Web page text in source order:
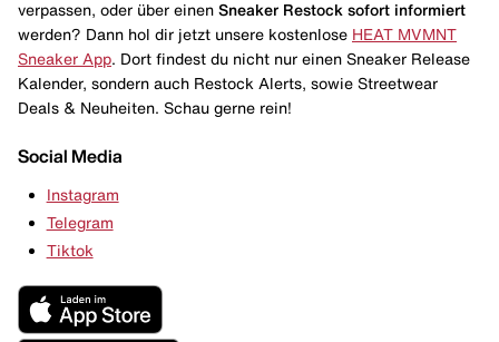
verpassen, oder über einen Sneaker Restock sofort informiert
werden? Dann hol dir jetzt unsere kostenlose HEAT MVMNT
Sneaker App . Dort findest du nicht nur einen Sneaker Release
Kalender, sondern auch Restock Alerts, sowie Streetwear
Deals & Neuheiten. Schau gerne rein!
Social Media
Instagram
Telegram
Tiktok